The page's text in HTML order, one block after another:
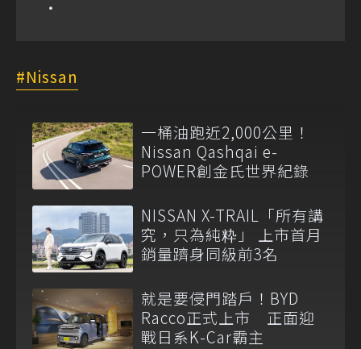
Nissan
一桶油跑近2,000公里！
Nissan Qashqai e-
POWER創金氏世界紀錄
NISSAN X-TRAIL「所有講
究，只為純粋」 上市首月
銷量躋身同級前3名
就是要侵門踏戶！BYD
Racco正式上市 正面迎
戰日系K-Car霸主